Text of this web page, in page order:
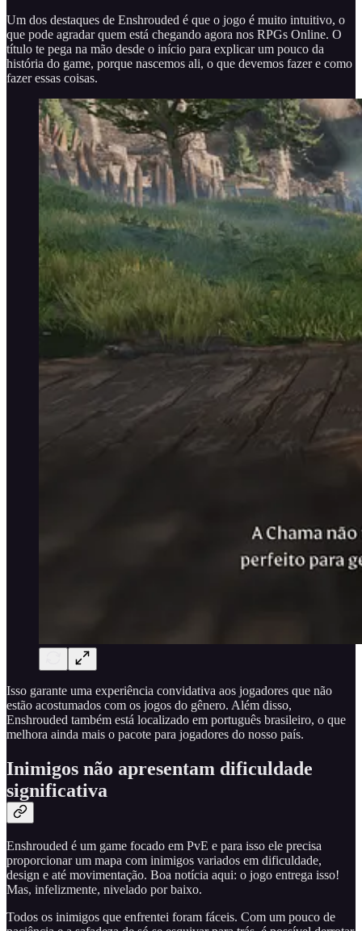
Um dos destaques de Enshrouded é que o jogo é muito intuitivo, o
que pode agradar quem está chegando agora nos RPGs Online. O
título te pega na mão desde o início para explicar um pouco da
história do game, porque nascemos ali, o que devemos fazer e como
fazer essas coisas.
Isso garante uma experiência convidativa aos jogadores que não
estão acostumados com os jogos do gênero. Além disso,
Enshrouded também está localizado em português brasileiro, o que
melhora ainda mais o pacote para jogadores do nosso país.
Inimigos não apresentam dificuldade
significativa
Enshrouded é um game focado em PvE e para isso ele precisa
proporcionar um mapa com inimigos variados em dificuldade,
design e até movimentação. Boa notícia aqui: o jogo entrega isso!
Mas, infelizmente, nivelado por baixo.
Todos os inimigos que enfrentei foram fáceis. Com um pouco de